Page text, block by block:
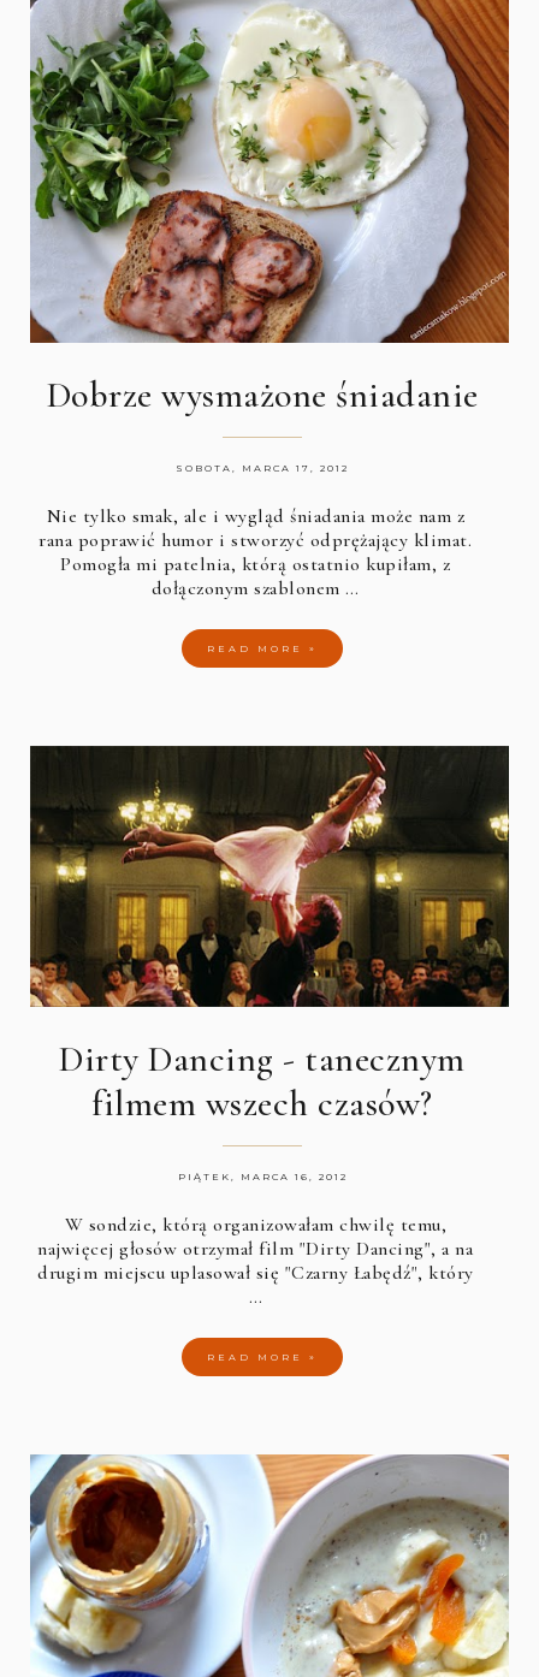
Dobrze wysmażone śniadanie
SOBOTA, MARCA 17, 2012
Nie tylko smak, ale i wygląd śniadania może nam z
rana poprawić humor i stworzyć odprężający klimat.
Pomogła mi patelnia, którą ostatnio kupiłam, z
dołączonym szablonem …
READ MORE »
Dirty Dancing - tanecznym
filmem wszech czasów?
PIĄTEK, MARCA 16, 2012
W sondzie, którą organizowałam chwilę temu,
najwięcej głosów otrzymał film "Dirty Dancing", a na
drugim miejscu uplasował się "Czarny Łabędź", który
…
READ MORE »